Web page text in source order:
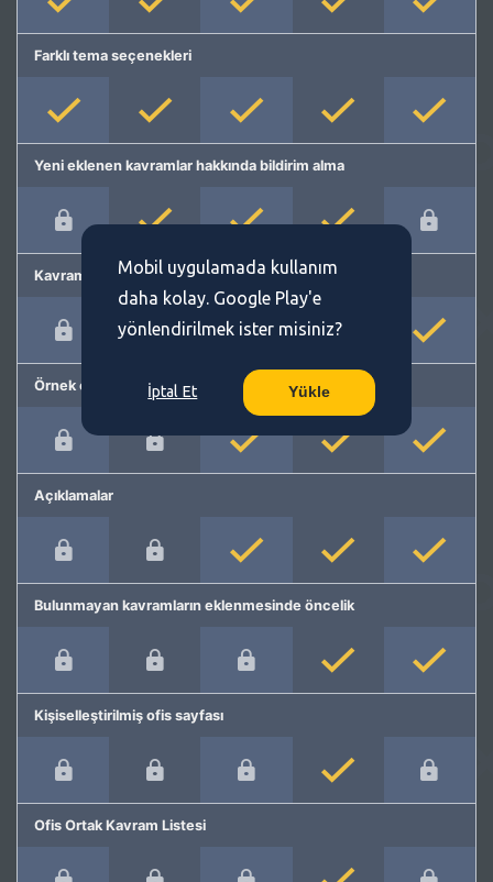
Farklı tema seçenekleri
Yeni eklenen kavramlar hakkında bildirim alma
Kavram önerme
Örnek cümleler
Açıklamalar
Bulunmayan kavramların eklenmesinde öncelik
Kişiselleştirilmiş ofis sayfası
Ofis Ortak Kavram Listesi
Mobil uygulamada kullanım
daha kolay. Google Play'e
yönlendirilmek ister misiniz?
İptal Et Yükle